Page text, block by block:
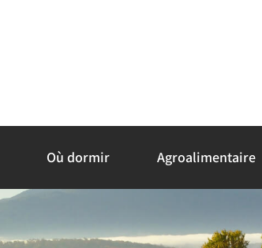
Où dormir Agroalimentaire